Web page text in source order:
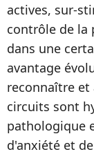
actives, sur-
contrôle de la
dans une
avantage
reconnaître et
circuits sont
pathologique
d'anxiété et